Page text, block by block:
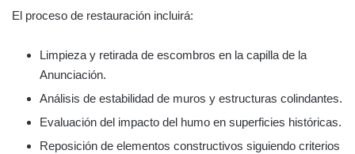
El proceso de restauración incluirá:
Limpieza y retirada de escombros en la capilla de la
Anunciación.
Análisis de estabilidad de muros y estructuras colindantes.
Evaluación del impacto del humo en superficies históricas.
Reposición de elementos constructivos siguiendo criterios